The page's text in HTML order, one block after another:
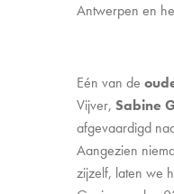
Antwerpen en
Eén van de
Vijver, Sabine
afgevaardigd
Aangezien
zijzelf, laten we